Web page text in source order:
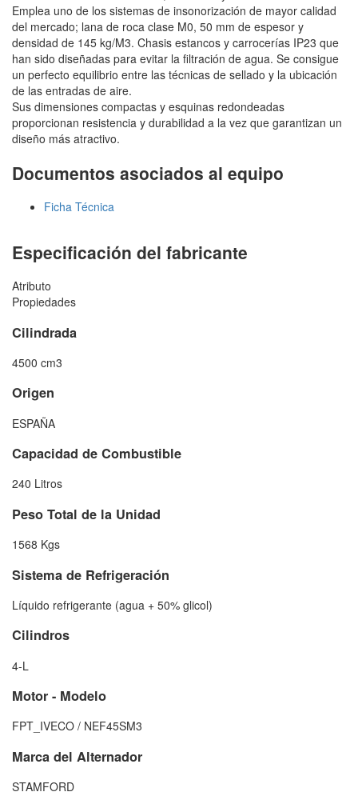
Emplea uno de los sistemas de insonorización de mayor calidad
del mercado; lana de roca clase M0, 50 mm de espesor y
densidad de 145 kg/M3. Chasis estancos y carrocerías IP23 que
han sido diseñadas para evitar la filtración de agua. Se consigue
un perfecto equilibrio entre las técnicas de sellado y la ubicación
de las entradas de aire.
Sus dimensiones compactas y esquinas redondeadas
proporcionan resistencia y durabilidad a la vez que garantizan un
diseño más atractivo.
Documentos asociados al equipo
Ficha Técnica
Especificación del fabricante
Atributo
Propiedades
Cilindrada
4500 cm3
Origen
ESPAÑA
Capacidad de Combustible
240 Litros
Peso Total de la Unidad
1568 Kgs
Sistema de Refrigeración
Líquido refrigerante (agua + 50% glicol)
Cilindros
4-L
Motor - Modelo
FPT_IVECO / NEF45SM3
Marca del Alternador
STAMFORD